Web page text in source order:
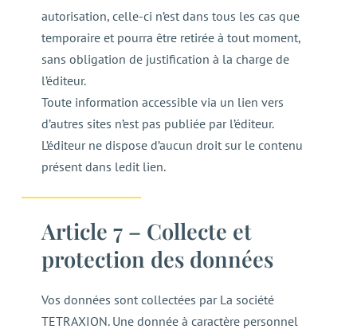
autorisation, celle-ci n’est dans tous les cas que
temporaire et pourra être retirée à tout moment,
sans obligation de justification à la charge de
l’éditeur.
Toute information accessible via un lien vers
d’autres sites n’est pas publiée par l’éditeur.
L’éditeur ne dispose d’aucun droit sur le contenu
présent dans ledit lien.
Article 7 – Collecte et
protection des données
Vos données sont collectées par La société
TETRAXION. Une donnée à caractère personnel